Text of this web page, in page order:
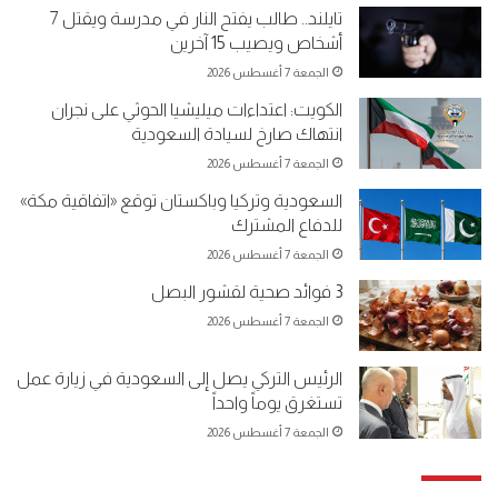
تايلند.. طالب يفتح النار في مدرسة ويقتل 7
أشخاص ويصيب 15 آخرين
الجمعة 7 أغسطس 2026
الكويت: اعتداءات ميليشيا الحوثي على نجران
انتهاك صارخ لسيادة السعودية
الجمعة 7 أغسطس 2026
السعودية وتركيا وباكستان توقع «اتفاقية مكة»
للدفاع المشترك
الجمعة 7 أغسطس 2026
3 فوائد صحية لقشور البصل
الجمعة 7 أغسطس 2026
الرئيس التركي يصل إلى السعودية في زيارة عمل
تستغرق يوماً واحداً
الجمعة 7 أغسطس 2026